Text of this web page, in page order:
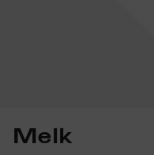
Melk